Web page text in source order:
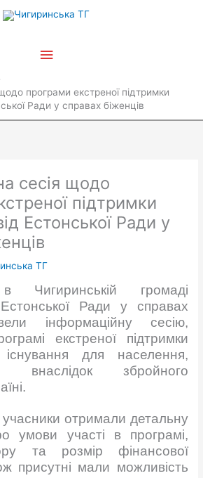
Головне
програми екстреної підтримки
Ради у справах біженців
сесія щодо
підтримки
Естонської Ради у
ТГ
громаді
Ради у справах
інформаційну сесію,
екстреної підтримки
для населення,
внаслідок збройного
отримали детальну
умови участі в програмі,
та розмір фінансової
присутні мали можливість